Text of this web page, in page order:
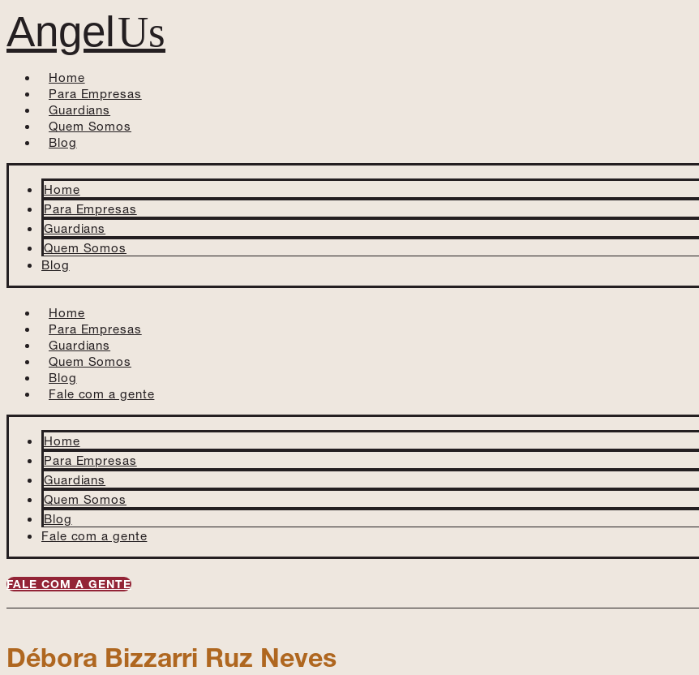
AngelUs
Home
Para Empresas
Guardians
Quem Somos
Blog
Home
Para Empresas
Guardians
Quem Somos
Blog
Home
Para Empresas
Guardians
Quem Somos
Blog
Fale com a gente
Home
Para Empresas
Guardians
Quem Somos
Blog
Fale com a gente
FALE COM A GENTE
Débora Bizzarri Ruz Neves